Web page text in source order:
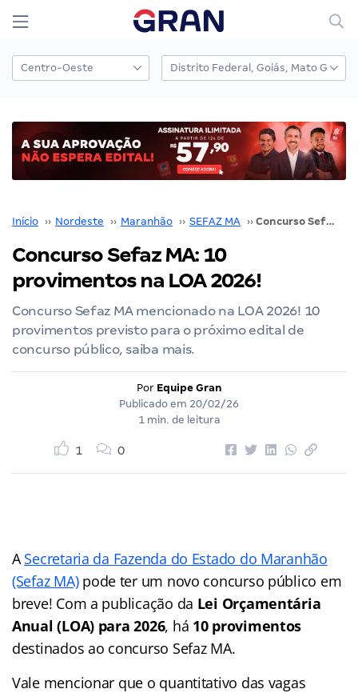
Início ›› Nordeste ›› Maranhão ›› SEFAZ MA ›› Concurso Sefaz MA: 10 provimentos na LOA 2026!
Concurso Sefaz MA: 10
provimentos na LOA 2026!
Concurso Sefaz MA mencionado na LOA 2026! 10
provimentos previsto para o próximo edital de
concurso público, saiba mais.
Por Equipe Gran
Publicado em 20/02/26
1 min. de leitura
1 0
ASecretaria da Fazenda do Estado do Maranhão
(Sefaz MA)pode ter um novo concurso público em
breve! Com a publicação da Lei Orçamentária
Anual (LOA) para 2026, há 10 provimentos
destinados ao concurso Sefaz MA.
Vale mencionar que o quantitativo das vagas